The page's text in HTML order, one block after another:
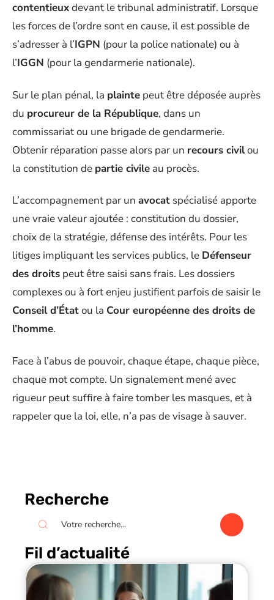
contentieuxdevant le tribunal administratif. Lorsque
les forces de l’ordre sont en cause, il est possible de
s’adresser à l’IGPN (pour la police nationale) ou à
l’IGGN (pour la gendarmerie nationale).
Sur le plan pénal, la plainte peut être déposée auprès
du procureur de la République, dans un
commissariat ou une brigade de gendarmerie.
Obtenir réparation passe alors par un recours civilou
la constitution de partie civile au procès.
L’accompagnement par un avocat spécialisé apporte
une vraie valeur ajoutée : constitution du dossier,
choix de la stratégie, défense des intérêts. Pour les
litiges impliquant les services publics, le Défenseur
des droits peut être saisi sans frais. Les dossiers
complexes ou à fort enjeu justifient parfois de saisir le
Conseil d’Étatou la Cour européenne des droits de
l’homme.
Face à l’abus de pouvoir, chaque étape, chaque pièce,
chaque mot compte. Un signalement mené avec
rigueur peut suffire à faire tomber les masques, et à
rappeler que la loi, elle, n’a pas de visage à sauver.
Recherche
Fil d’actualité